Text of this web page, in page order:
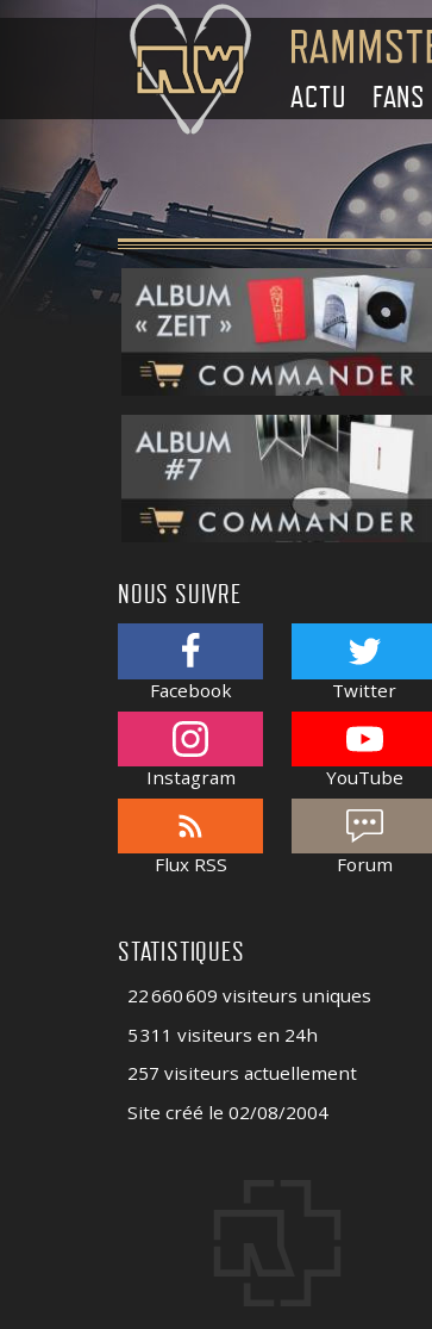
ACTU FANS
NOUS SUIVRE
Facebook Twitter
Instagram YouTube
Flux RSS Forum
STATISTIQUES
22 660 609 visiteurs uniques
5 311 visiteurs en 24h
257 visiteurs actuellement
Site créé le 02/08/2004